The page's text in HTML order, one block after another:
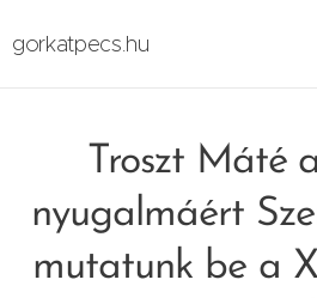
gorkatpecs.hu
Troszt Máté
nyugalmáért
mutatunk be a